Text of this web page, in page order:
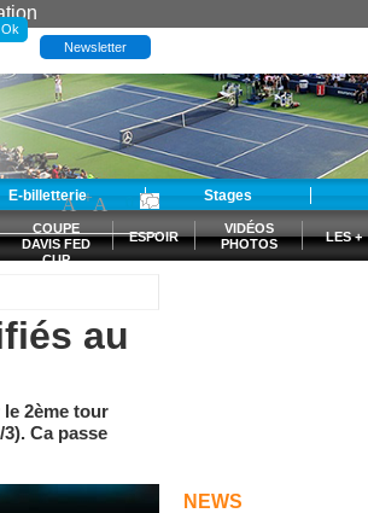
Newsletter
E-billetterie Stages
COUPE
DAVIS FED
CUP
ESPOIR
VIDÉOS
PHOTOS
LES +
-A +A
au
2ème tour
Ca passe
NEWS